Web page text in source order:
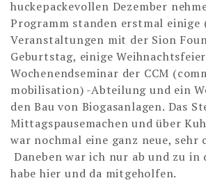
huckepackevollen Dezember
Programm standen erstmal einige
Veranstaltungen mit der Sion
Geburtstag, einige
Wochenendseminar der CCM
mobilisation) -Abteilung und ein
den Bau von Biogasanlagen. Das
Mittagspausemachen und über
war nochmal eine ganz neue, sehr
Daneben war ich nur ab und zu in
habe hier und da mitgeholfen.